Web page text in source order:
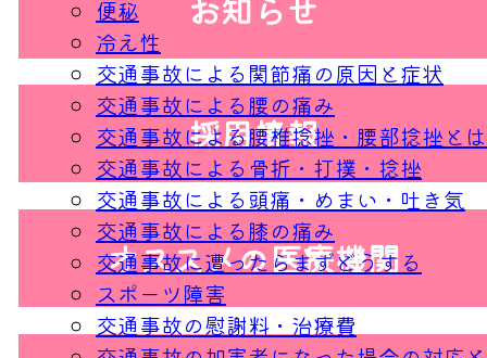
便秘
冷え性
交通事故による関節痛の原因と症状
交通事故による腰の痛み
交通事故による腰椎捻挫・腰部捻挫とは
交通事故による骨折・打撲・捻挫
交通事故による頭痛・めまい・吐き気
交通事故による膝の痛み
交通事故に遭ったらまずどうする
スポーツ障害
交通事故の慰謝料・治療費
採用情報
オススメの医療機関